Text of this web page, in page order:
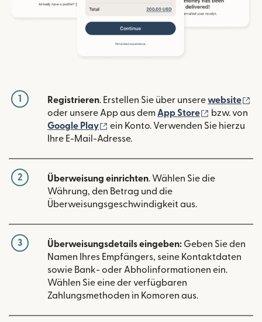
1 Registrieren. Erstellen Sie über unserewebsite
oder unsere App aus dem App Store (wird in
bzw. von
Google Play
(wird in einem neuen Fenster
ein Konto. Verwenden Sie hierzu
Ihre E-Mail-Adresse.
2 Überweisung einrichten. Wählen Sie die
Währung, den Betrag und die
Überweisungsgeschwindigkeit aus.
3 Überweisungsdetails eingeben: Geben Sie den
Namen Ihres Empfängers, seine Kontaktdaten
sowie Bank- oder Abholinformationen ein.
Wählen Sie eine der verfügbaren
Zahlungsmethoden in Komoren aus.